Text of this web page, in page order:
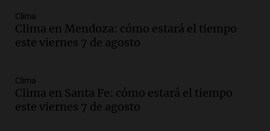
sobre los parques educativos
Amamos Argentina
traerá más lluvias y eventos extremos
durante la primavera
Clima
Clima en Mendoza: cómo estará el tiempo
este viernes 7 de agosto
Clima
Clima en Santa Fe: cómo estará el tiempo
este viernes 7 de agosto